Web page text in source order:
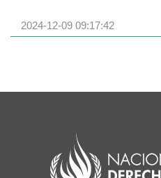
2024-12-09 09:17:42